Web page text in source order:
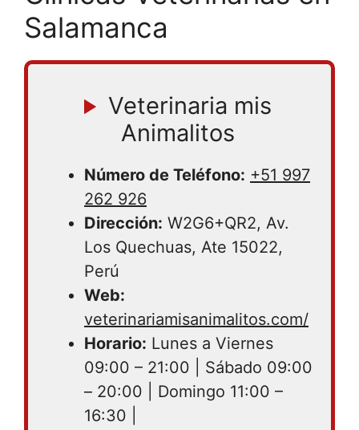
Salamanca
Veterinaria mis
Animalitos
Número de Teléfono: +51 997
262 926
Dirección: W2G6+QR2, Av.
Los Quechuas, Ate 15022,
Perú
Web:
veterinariamisanimalitos.com/
Horario: Lunes a Viernes
09:00 – 21:00 | Sábado 09:00
– 20:00 | Domingo 11:00 –
16:30 |